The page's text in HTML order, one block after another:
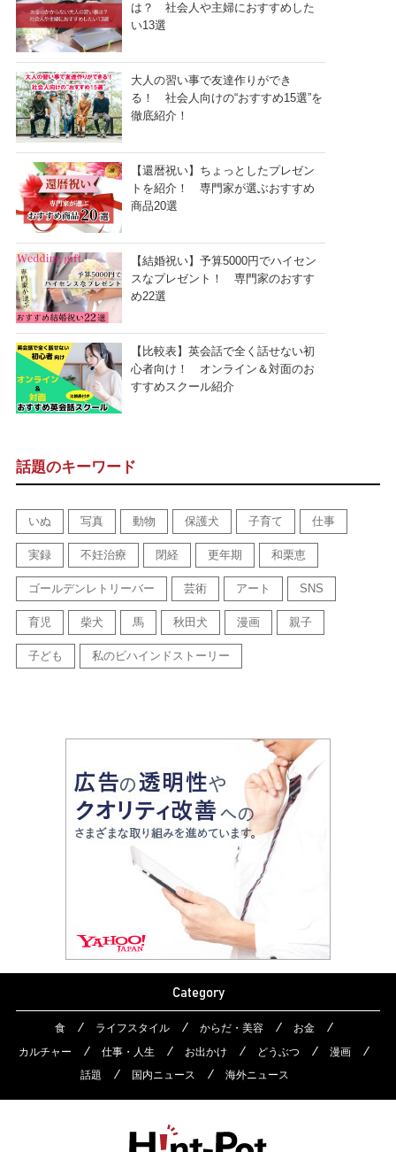
は？ 社会人や主婦におすすめした
い13選
大人の習い事で友達作りができ
る！ 社会人向けの“おすすめ15選”を
徹底紹介！
【還暦祝い】ちょっとしたプレゼン
トを紹介！ 専門家が選ぶおすすめ
商品20選
【結婚祝い】予算5000円でハイセン
スなプレゼント！ 専門家のおすす
め22選
【比較表】英会話で全く話せない初
心者向け！ オンライン＆対面のお
すすめスクール紹介
話題のキーワード
いぬ 写真 動物 保護犬 子育て 仕事
実録 不妊治療 閉経 更年期 和栗恵
ゴールデンレトリーバー 芸術 アート SNS
育児 柴犬 馬 秋田犬 漫画 親子
子ども 私のビハインドストーリー
Category
食 ライフスタイル からだ・美容
お金
カルチャー
仕事・人生 お出かけ どうぶつ
漫画
話題
国内ニュース 海外ニュース